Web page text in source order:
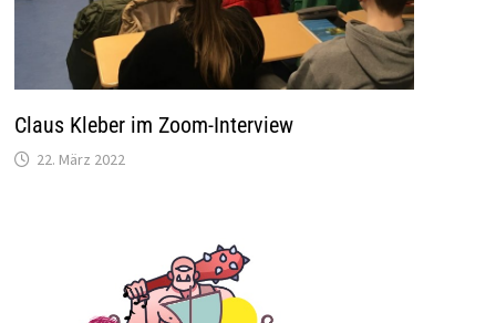
Claus Kleber im Zoom-Interview
22. März 2022